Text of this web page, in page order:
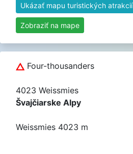
Ukázať mapu turistických atrakcií
Zobraziť na mape
Four-thousanders
4023 Weissmies
Švajčiarske Alpy
Weissmies 4023 m